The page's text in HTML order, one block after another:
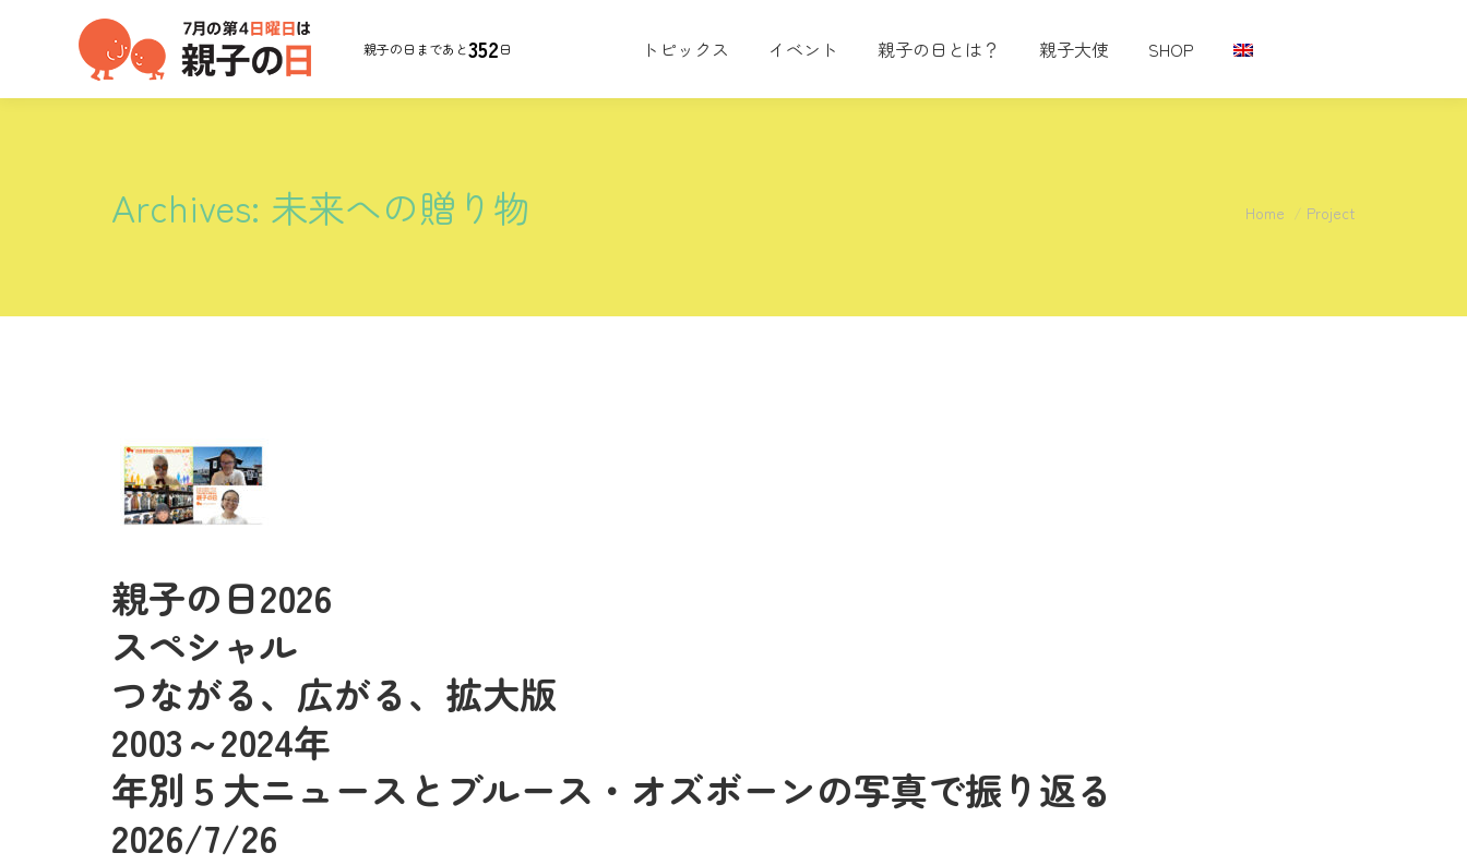
親子の日まであと352日 トピックス イベント 親子の日とは？ 親子大使 SHOP
Archives: 未来への贈り物 You are here:
Home Project
親子の日2026
スペシャル
つながる、広がる、拡大版
2003～2024年
年別５大ニュースとブルース・オズボーンの写真で振り返る
2026/7/26